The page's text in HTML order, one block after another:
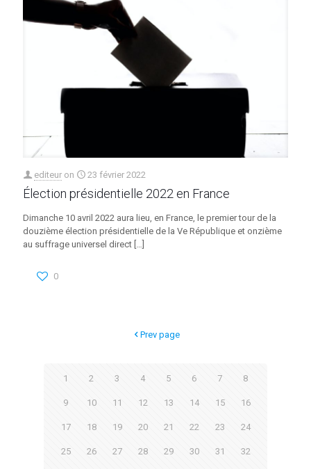
editeur on 23 février 2022
Élection présidentielle 2022 en France
Dimanche 10 avril 2022 aura lieu, en France, le premier tour de la
douzième élection présidentielle de la Ve République et onzième
au suffrage universel direct
0
Prev page
1 2 3 4 5 6 7 8
9 10 11 12 13 14 15 16
17 18 19 20 21 22 23 24
25 26 27 28 29 30 31 32